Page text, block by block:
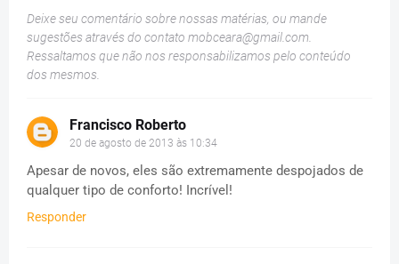
Deixe seu comentário sobre nossas matérias, ou mande
sugestões através do contato mobceara@gmail.com
Ressaltamos que não nos responsabilizamos pelo conteúdo
dos mesmos.
Francisco Roberto
20 de agosto de 2013 às 10:34
Apesar de novos, eles são extremamente despojados de
qualquer tipo de conforto! Incrível!
Responder